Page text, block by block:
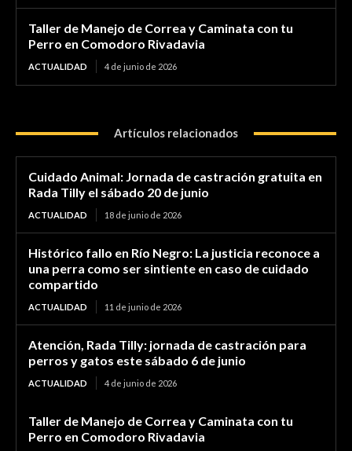
Taller de Manejo de Correa y Caminata con tu
Perro en Comodoro Rivadavia
ACTUALIDAD 4 de junio de 2026
Artículos relacionados
Cuidado Animal: Jornada de castración gratuita en
Rada Tilly el sábado 20 de junio
ACTUALIDAD 18 de junio de 2026
Histórico fallo en Río Negro: La justicia reconoce a
una perra como ser sintiente en caso de cuidado
compartido
ACTUALIDAD 11 de junio de 2026
Atención, Rada Tilly: jornada de castración para
perros y gatos este sábado 6 de junio
ACTUALIDAD 4 de junio de 2026
Taller de Manejo de Correa y Caminata con tu
Perro en Comodoro Rivadavia